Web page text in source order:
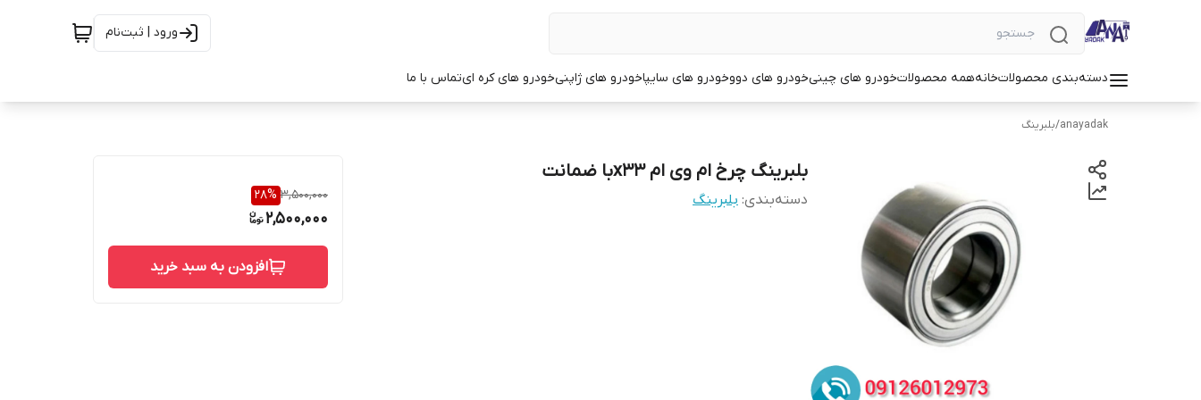
ورود | ثبت‌نام
دسته‌بندی محصولاتخانههمه محصولاتخودرو های چینیخودرو های دووخودرو های سایپاخودرو های ژاپنیخودرو های کره ایتماس با ما
anayadak
/بلبرینگ
بلبرینگ چرخ ام وی ام x33با ضمانت
دسته‌بندی: بلبرینگ 3,500,000
28%
2,500,000
افزودن به سبد خرید